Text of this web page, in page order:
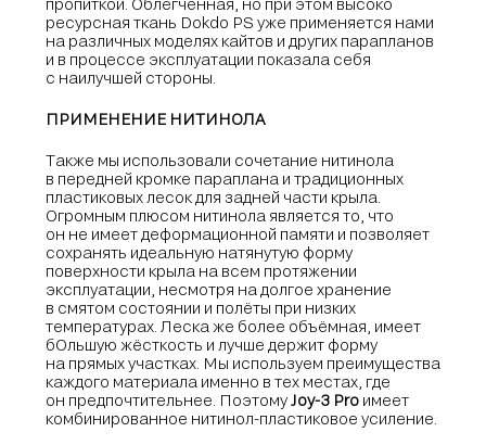
пропиткой. Облегченная, но при этом высоко
ресурсная ткань Dokdo PS уже применяется нами
на различных моделях кайтов и других парапланов
и в процессе эксплуатации показала себя
с наилучшей стороны.
ПРИМЕНЕНИЕ НИТИНОЛА
Также мы использовали сочетание нитинола
в передней кромке параплана и традиционных
пластиковых лесок для задней части крыла.
Огромным плюсом нитинола является то, что
он не имеет деформационной памяти и позволяет
сохранять идеальную натянутую форму
поверхности крыла на всем протяжении
эксплуатации, несмотря на долгое хранение
в смятом состоянии и полёты при низких
температурах. Леска же более объёмная, имеет
бОльшую жёсткость и лучше держит форму
на прямых участках. Мы используем преимущества
каждого материала именно в тех местах, где
он предпочтительнее. ПоэтомуJoy-3 Pro имеет
комбинированное нитинол-пластиковое усиление.